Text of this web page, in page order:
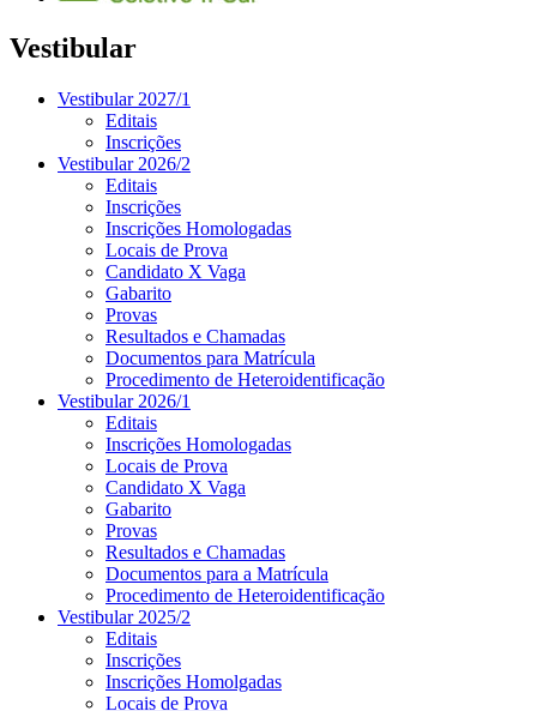
Vestibular
Vestibular 2027/1
Editais
Inscrições
Vestibular 2026/2
Editais
Inscrições
Inscrições Homologadas
Locais de Prova
Candidato X Vaga
Gabarito
Provas
Resultados e Chamadas
Documentos para Matrícula
Procedimento de Heteroidentificação
Vestibular 2026/1
Editais
Inscrições Homologadas
Locais de Prova
Candidato X Vaga
Gabarito
Provas
Resultados e Chamadas
Documentos para a Matrícula
Procedimento de Heteroidentificação
Vestibular 2025/2
Editais
Inscrições
Inscrições Homolgadas
Locais de Prova